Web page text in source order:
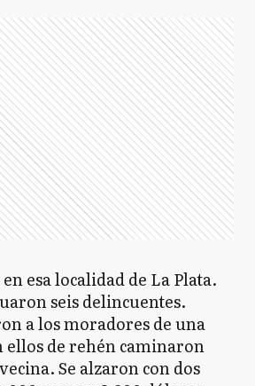
esa localidad de La Plata.
seis delincuentes.
a los moradores de una
ellos de rehén caminaron
Se alzaron con dos